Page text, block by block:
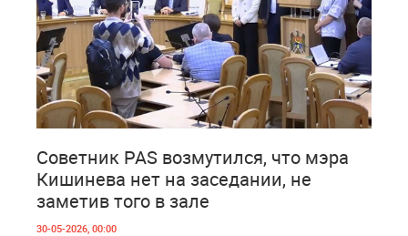
Советник PAS возмутился, что мэра
Кишинева нет на заседании, не
заметив того в зале
30-05-2026, 00:00